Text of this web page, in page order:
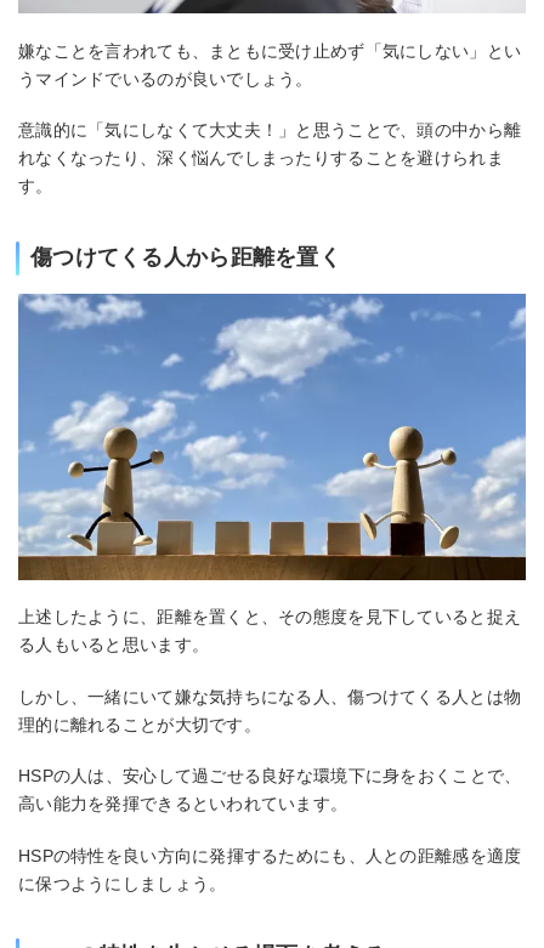
嫌なことを言われても、まともに受け止めず「気にしない」とい
うマインドでいるのが良いでしょう。
意識的に「気にしなくて大丈夫！」と思うことで、頭の中から離
れなくなったり、深く悩んでしまったりすることを避けられま
す。
傷つけてくる人から距離を置く
上述したように、距離を置くと、その態度を見下していると捉え
る人もいると思います。
しかし、一緒にいて嫌な気持ちになる人、傷つけてくる人とは物
理的に離れることが大切です。
HSPの人は、安心して過ごせる良好な環境下に身をおくことで、
高い能力を発揮できるといわれています。
HSPの特性を良い方向に発揮するためにも、人との距離感を適度
に保つようにしましょう。